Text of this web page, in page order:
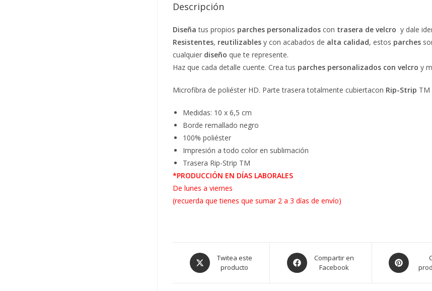
Descripción
Diseña tus propios parches personalizados con trasera de velcro y dale
Resistentes, reutilizables y con acabados de alta calidad, estos parches
cualquier diseño que te represente.
Haz que cada detalle cuente. Crea tus parches personalizados con velcro y
Microfibra de poliéster HD. Parte trasera totalmente cubiertacon Rip-Strip TM
Medidas: 10 x 6,5 cm
Borde remallado negro
100% poliéster
Impresión a todo color en sublimación
Trasera Rip-Strip TM
*PRODUCCIÓN EN DÍAS LABORALES
De lunes a viernes
(recuerda que tienes que sumar 2 a 3 días de envío)
Twitea este
producto
Compartir en
Facebook